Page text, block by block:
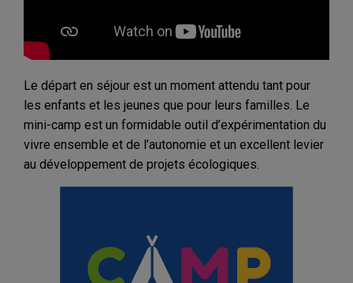
Le départ en séjour est un moment attendu tant pour
les enfants et les jeunes que pour leurs familles. Le
mini-camp est un formidable outil d’expérimentation du
vivre ensemble et de l’autonomie et un excellent levier
au développement de projets écologiques.